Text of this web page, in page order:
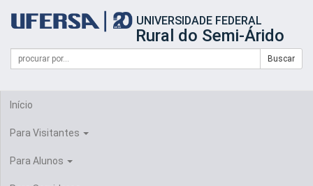
portal
UFERSA
UNIVERSIDADE FEDERAL
Rural do Semi-Árido
Formulário
Busca
Campo
de
Buscar
Início
Para Visitantes
Para Alunos